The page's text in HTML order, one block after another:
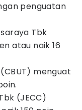
penguatan
Tbk
atau naik 16
menguat
(JECC)